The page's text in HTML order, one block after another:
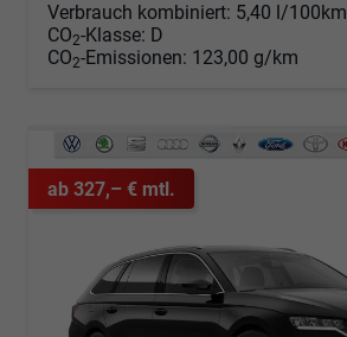
Verbrauch kombiniert: 5,40 l/100km
CO2-Klasse: D
CO2-Emissionen: 123,00 g/km
ab 327,– € mtl.